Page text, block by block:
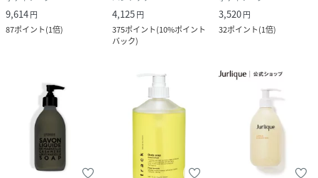
・商品区分：化粧品
・原産国：日本
性別タイプ ユニセックス
原産国
サイズ
9,614円
87ポイント(1倍)
4,125円
375ポイント(10%ポイント
バック)
3,520円
32ポイント(1倍)